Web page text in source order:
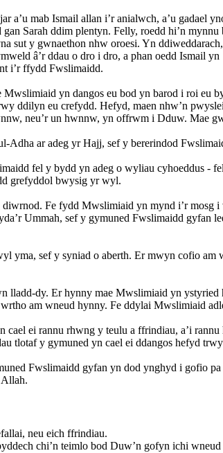
a’u mab Ismail allan i’r anialwch, a’u
Sarah ddim plentyn. Felly, roedd hi’n
sut y gwnaethon nhw oroesi. Yn
â’r ddau o dro i dro, a phan oedd Ismail
i’r ffydd Fwslimaidd.
yn dangos eu bod yn barod i roi eu
ddilyn eu crefydd. Hefyd, maen nhw’n
neu’r un hwnnw, yn offrwm i Dduw. Mae
Adha ar adeg yr Hajj, sef y bererindod
fel y bydd yn adeg o wyliau cyhoeddus
grefyddol bwysig yr wyl.
Fe fydd Mwslimiaid yn mynd i’r
Ummah, sef y gymuned Fwslimaidd
yma, sef y syniad o aberth. Er mwyn cofio
lladd-dy. Er hynny mae Mwslimiaid yn
am wneud hynny. Fe ddylai Mwslimiaid
cael ei rannu rhwng y teulu a ffrindiau, a’i
tlotaf y gymuned yn cael ei ddangos hefyd
Fwslimaidd gyfan yn dod ynghyd i gofio
neu eich ffrindiau.
chi’n teimlo bod Duw’n gofyn ichi